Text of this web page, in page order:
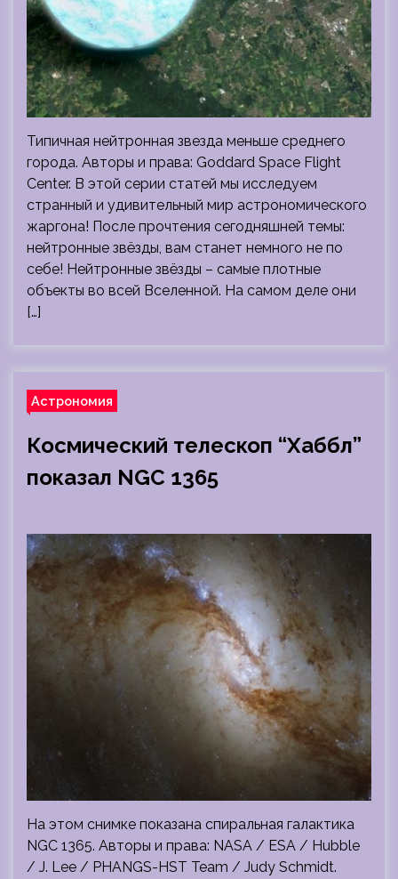
Типичная нейтронная звезда меньше среднего
города. Авторы и права: Goddard Space Flight
Center. В этой серии статей мы исследуем
странный и удивительный мир астрономического
жаргона! После прочтения сегодняшней темы:
нейтронные звёзды, вам станет немного не по
себе! Нейтронные звёзды – самые плотные
объекты во всей Вселенной. На самом деле они
[…]
Астрономия
Космический телескоп “Хаббл”
показал NGC 1365
На этом снимке показана спиральная галактика
NGC 1365. Авторы и права: NASA / ESA / Hubble
/ J. Lee / PHANGS-HST Team / Judy Schmidt.